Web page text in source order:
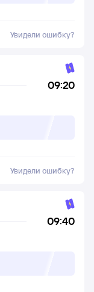
Увидели ошибку?
09:20
Увидели ошибку?
09:40